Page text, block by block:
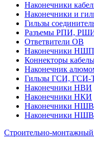
Наконечники
Наконечники и
Гильзы
Разъемы РПИ,
Ответвители ОВ
Наконечники НШП
Коннекторы
Наконечник
Гильзы ГСИ, ГСИ-
Наконечники НВИ
Наконечники НКИ
Наконечники
Наконечники
Строительно-